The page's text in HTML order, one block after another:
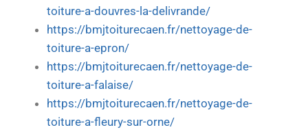
toiture-a-douvres-la-delivrande/
https://bmjtoiturecaen.fr/nettoyage-de-
toiture-a-epron/
https://bmjtoiturecaen.fr/nettoyage-de-
toiture-a-falaise/
https://bmjtoiturecaen.fr/nettoyage-de-
toiture-a-fleury-sur-orne/